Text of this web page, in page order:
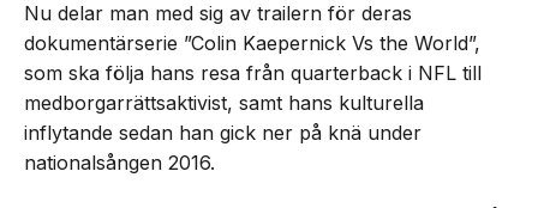
Nu delar man med sig av trailern för deras
dokumentärserie ”Colin Kaepernick Vs the World”,
som ska följa hans resa från quarterback i NFL till
medborgarrättsaktivist, samt hans kulturella
inflytande sedan han gick ner på knä under
nationalsången 2016.